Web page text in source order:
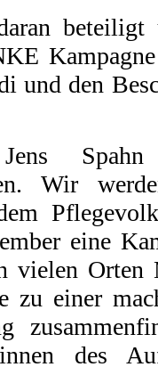
beteiligt
Kampagne
und den
Jens
Wir
eine
vielen
zu einer
des